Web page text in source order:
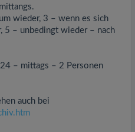
wieder, 3 – wenn es sich
5 – unbedingt wieder – nach
– mittags – 2 Personen
auch bei